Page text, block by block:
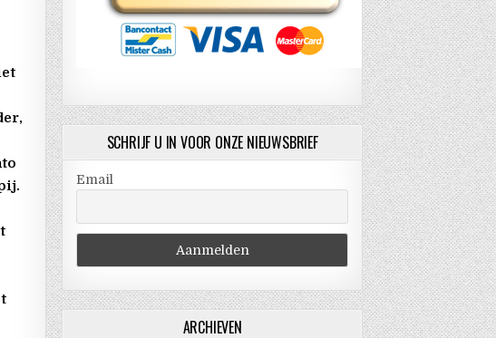
SCHRIJF U IN VOOR ONZE NIEUWSBRIEF
Email
ARCHIEVEN